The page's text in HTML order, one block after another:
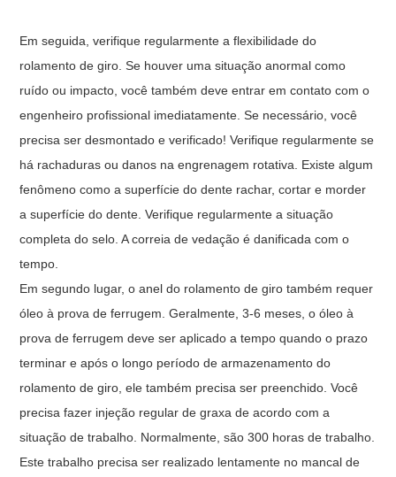
Em seguida, verifique regularmente a flexibilidade do
rolamento de giro. Se houver uma situação anormal como
ruído ou impacto, você também deve entrar em contato com o
engenheiro profissional imediatamente. Se necessário, você
precisa ser desmontado e verificado! Verifique regularmente se
há rachaduras ou danos na engrenagem rotativa. Existe algum
fenômeno como a superfície do dente rachar, cortar e morder
a superfície do dente. Verifique regularmente a situação
completa do selo. A correia de vedação é danificada com o
tempo.
Em segundo lugar, o anel do rolamento de giro também requer
óleo à prova de ferrugem. Geralmente, 3-6 meses, o óleo à
prova de ferrugem deve ser aplicado a tempo quando o prazo
terminar e após o longo período de armazenamento do
rolamento de giro, ele também precisa ser preenchido. Você
precisa fazer injeção regular de graxa de acordo com a
situação de trabalho. Normalmente, são 300 horas de trabalho.
Este trabalho precisa ser realizado lentamente no mancal de